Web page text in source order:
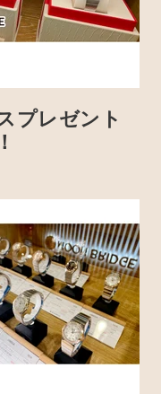
プレゼント